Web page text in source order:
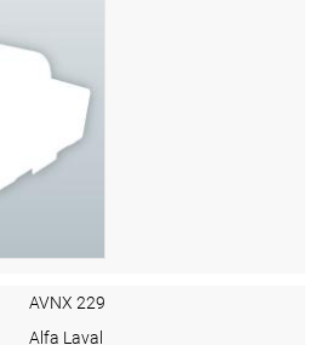
AVNX 229
Alfa Laval